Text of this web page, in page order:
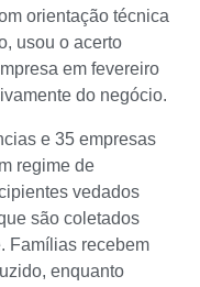
orientação técnica
usou o acerto
em fevereiro
do negócio.
e 35 empresas
regime de
vedados
são coletados
Famílias recebem
enquanto